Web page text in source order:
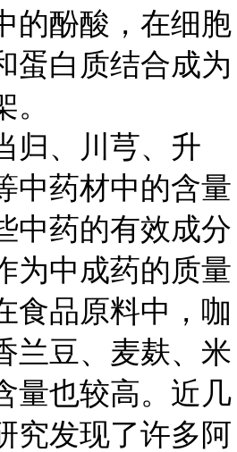
的酚酸，在细胞
蛋白质结合成为
归、川芎、升
中药材中的含量
中药的有效成分
为中成药的质量
食品原料中，咖
兰豆、麦麸、米
量也较高。近几
究发现了许多阿